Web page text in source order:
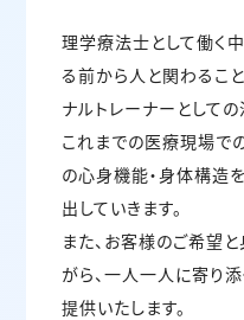
理学療法士として働く
る前から人と関わるこ
ナルトレーナーとして
これまでの医療現場で
の心身機能・身体構造
出していきます。
また、お客様のご希望
がら、一人一人に寄り
提供いたします。